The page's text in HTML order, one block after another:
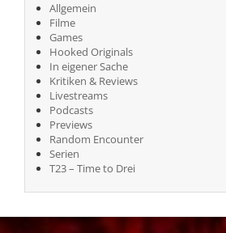
Allgemein
Filme
Games
Hooked Originals
In eigener Sache
Kritiken & Reviews
Livestreams
Podcasts
Previews
Random Encounter
Serien
T23 – Time to Drei